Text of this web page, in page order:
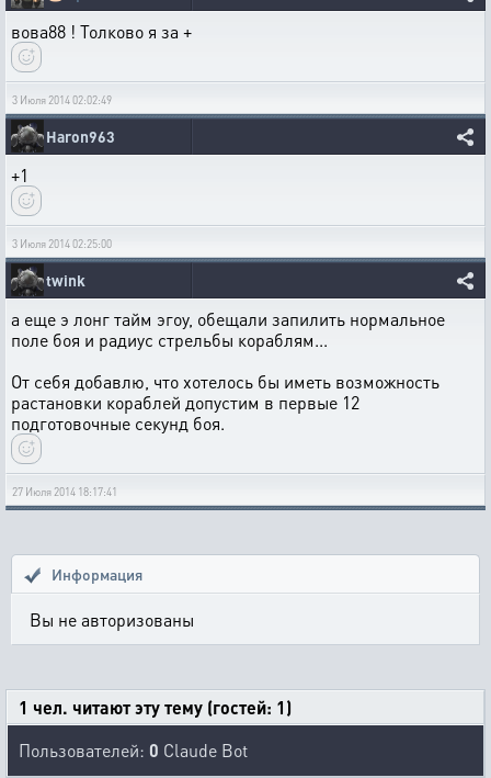
вова88 ! Толково я за +
3 Июля 2014 02:02:49
Haron963
+1
3 Июля 2014 02:25:00
twink
а еще э лонг тайм эгоу, обещали запилить нормальное
поле боя и радиус стрельбы кораблям...
От себя добавлю, что хотелось бы иметь возможность
растановки кораблей допустим в первые 12
подготовочные секунд боя.
27 Июля 2014 18:17:41
Информация
Вы не авторизованы
1 чел. читают эту тему (гостей: 1)
Пользователей: 0 Claude Bot